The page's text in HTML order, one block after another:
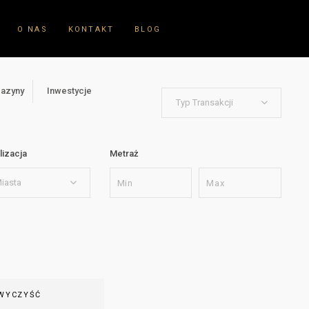
O NAS KONTAKT BLOG
Inwestycje
Typ Transakcji
Metraż